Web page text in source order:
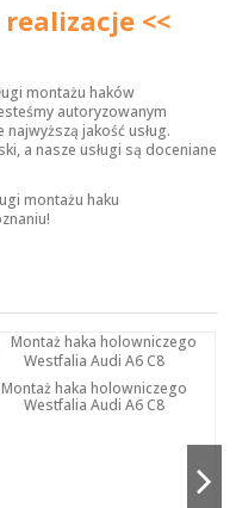
realizacje <<
montażu haków
autoryzowanym
jakość usług.
a nasze usługi są doceniane
montażu haku
Montaż haka holowniczego
Westfalia Audi A6 C8